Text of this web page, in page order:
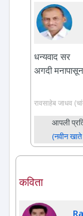
धन्यवाद सर
अगदी
रावसाहेब जाधव
आपली
(नवीन खाते
कविता